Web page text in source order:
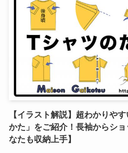
【イラスト解説】超わかりや
かた」をご紹介！長袖からシ
なたも収納上手】